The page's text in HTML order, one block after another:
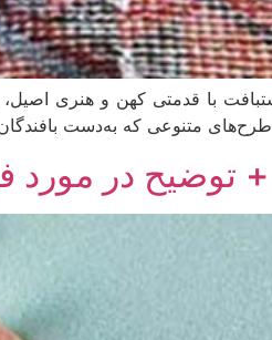
با قدمتی کهن و هنری اصیل، به
متنوعی که به‌دست بافندگان
در مورد